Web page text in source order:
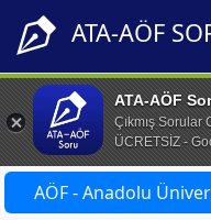
ATA-AÖF
ATA-AÖF
Çıkmış Sorular
ÜCRETSİZ -
AÖF - Anadolu